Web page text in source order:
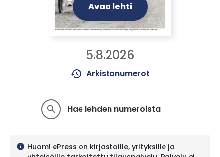
Avaa lehti
5.8.2026
history Arkistonumerot
search Hae lehden numeroista
info Huom! ePress on kirjastoille, yrityksille ja